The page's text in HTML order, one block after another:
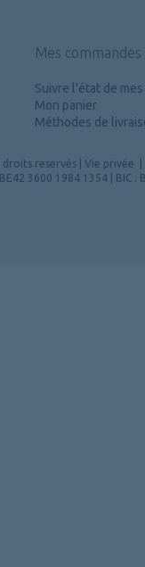
Mes commandes
Suivre l'état de
Mon panier
Méthodes de
droits reservés Vie privée
3600 1984 1354 | BIC :